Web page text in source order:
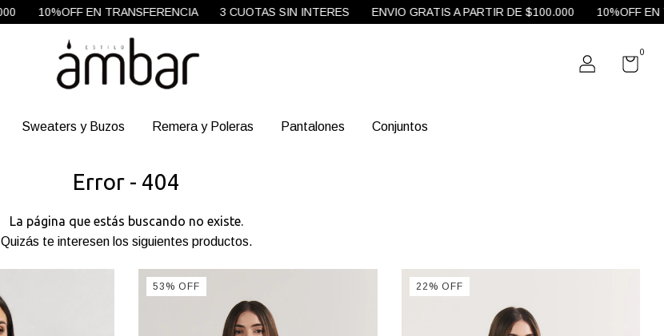
10%OFF EN TRANSFERENCIA 3 CUOTAS SIN INTERES ENVIO GRATIS A PARTIR DE $100.000 10%OFF EN
0
Sweaters y Buzos Remera y Poleras Pantalones Conjuntos
Error - 404
La página que estás buscando no existe.
Quizás te interesen los siguientes productos.
53 % OFF 22 % OFF